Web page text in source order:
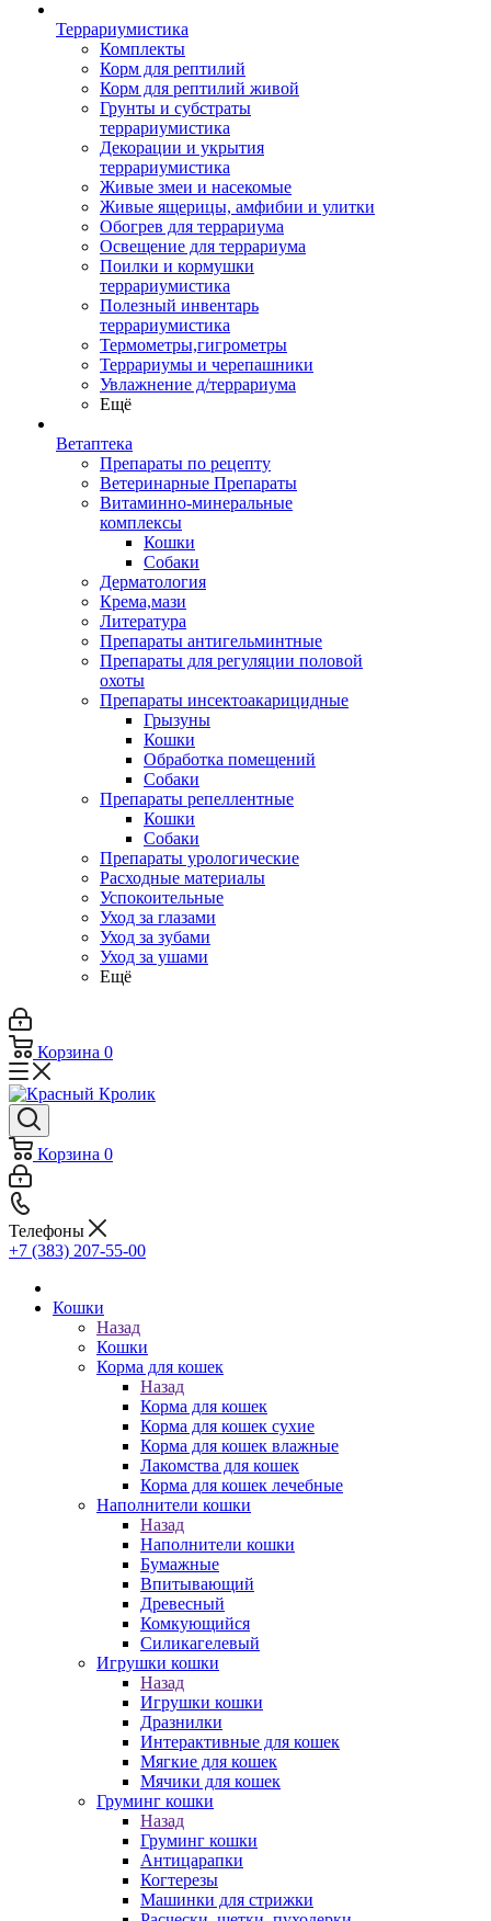
Террариумистика
Комплекты
Корм для рептилий
Корм для рептилий живой
Грунты и субстраты
террариумистика
Декорации и укрытия
террариумистика
Живые змеи и насекомые
Живые ящерицы, амфибии и улитки
Обогрев для террариума
Освещение для террариума
Поилки и кормушки
террариумистика
Полезный инвентарь
террариумистика
Термометры,гигрометры
Террариумы и черепашники
Увлажнение д/террариума
Ещё
Ветаптека
Препараты по рецепту
Ветеринарные Препараты
Витаминно-минеральные
комплексы
Кошки
Собаки
Дерматология
Крема,мази
Литература
Препараты антигельминтные
Препараты для регуляции половой
охоты
Препараты инсектоакарицидные
Грызуны
Кошки
Обработка помещений
Собаки
Препараты репеллентные
Кошки
Собаки
Препараты урологические
Расходные материалы
Успокоительные
Уход за глазами
Уход за зубами
Уход за ушами
Ещё
Корзина 0
Корзина 0
Телефоны
+7 (383) 207-55-00
Кошки
Назад
Кошки
Корма для кошек
Назад
Корма для кошек
Корма для кошек сухие
Корма для кошек влажные
Лакомства для кошек
Корма для кошек лечебные
Наполнители кошки
Назад
Наполнители кошки
Бумажные
Впитывающий
Древесный
Комкующийся
Силикагелевый
Игрушки кошки
Назад
Игрушки кошки
Дразнилки
Интерактивные для кошек
Мягкие для кошек
Мячики для кошек
Груминг кошки
Назад
Груминг кошки
Антицарапки
Когтерезы
Машинки для стрижки